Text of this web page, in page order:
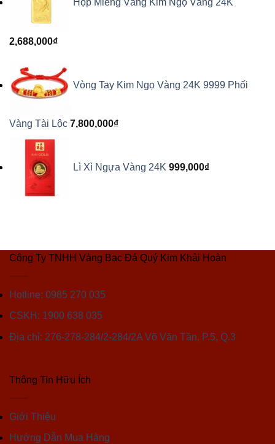
Hộp Miếng Vàng Kim Ngọ Vàng 24K
2,688,000₫
Vòng Tay Kim Ngọ Vàng 24K 9999 Phối
Vàng Tài Lộc 7,800,000₫
Lì Xì Ngựa Vàng 24K 999,000₫
Công Ty TNHH Vàng Bạc Đá Quý Kim Khải Hoàn
Hotline: 0985 270 035
CSKH: 1900 638 035
Địa chỉ: 276-278-284/2-284/2A Võ Văn Tần, P.5, Q.3
Thông Tin Hữu Ích
Giới Thiệu
Hướng Dẫn Mua Hàng